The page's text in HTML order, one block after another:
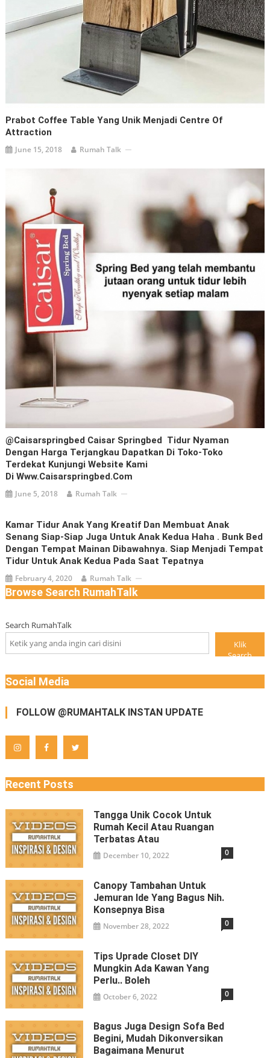
Prabot Coffee Table Yang Unik Menjadi Centre Of
Attraction
June 15, 2018 Rumah Talk
@caisarspringbed Caisar Springbed Tidur Nyaman
Dengan Harga Terjangkau Dapatkan Di Toko-Toko
Terdekat Kunjungi Website Kami
Di Www.caisarspringbed.com
June 5, 2018 Rumah Talk
Kamar Tidur Anak Yang Kreatif Dan Membuat Anak
Senang Siap-Siap Juga Untuk Anak Kedua Haha . Bunk Bed
Dengan Tempat Mainan Dibawahnya. Siap Menjadi Tempat
Tidur Untuk Anak Kedua Pada Saat Tepatnya
February 4, 2020 Rumah Talk
Browse Search RumahTalk
Search RumahTalk
Klik
Search
Social Media
FOLLOW @RUMAHTALK INSTAN UPDATE
Recent Posts
Tangga Unik Cocok Untuk
Rumah Kecil Atau Ruangan
Terbatas Atau
December 10, 2022 0
Canopy Tambahan Untuk
Jemuran Ide Yang Bagus Nih.
Konsepnya Bisa
November 28, 2022 0
Tips Uprade Closet DIY
Mungkin Ada Kawan Yang
Perlu.. Boleh
October 6, 2022 0
Bagus Juga Design Sofa Bed
Begini, Mudah Dikonversikan
Bagaimana Menurut